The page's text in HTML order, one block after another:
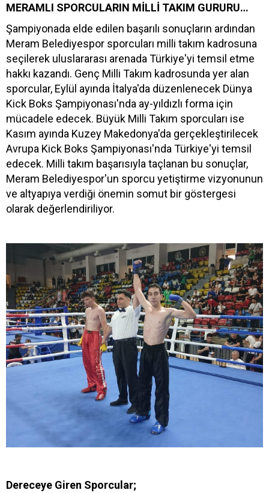
MERAMLI SPORCULARIN MİLLİ TAKIM GURURU…
Şampiyonada elde edilen başarılı sonuçların ardından
Meram Belediyespor sporcuları milli takım kadrosuna
seçilerek uluslararası arenada Türkiye'yi temsil etme
hakkı kazandı. Genç Milli Takım kadrosunda yer alan
sporcular, Eylül ayında İtalya'da düzenlenecek Dünya
Kick Boks Şampiyonası'nda ay-yıldızlı forma için
mücadele edecek. Büyük Milli Takım sporcuları ise
Kasım ayında Kuzey Makedonya'da gerçekleştirilecek
Avrupa Kick Boks Şampiyonası'nda Türkiye'yi temsil
edecek. Milli takım başarısıyla taçlanan bu sonuçlar,
Meram Belediyespor'un sporcu yetiştirme vizyonunun
ve altyapıya verdiği önemin somut bir göstergesi
olarak değerlendiriliyor.
Dereceye Giren Sporcular;